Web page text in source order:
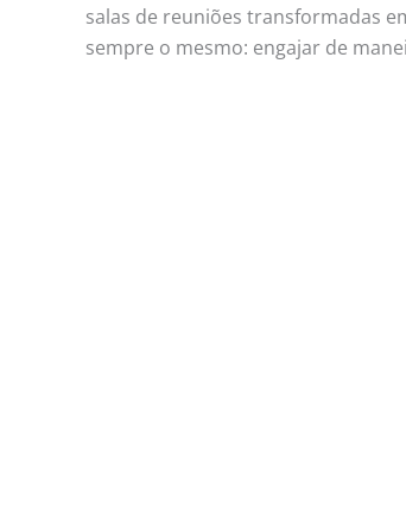
salas de reuniões transformadas
sempre o mesmo: engajar de